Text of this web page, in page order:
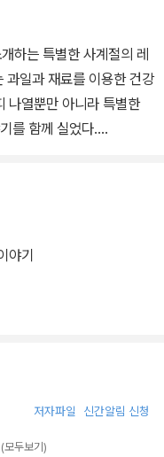
하는 특별한 사계절의 레
과일과 재료를 이용한 건강
만 아니라 특별한
를 함께 실었다.
날을 달래주고, 기쁜 날,
마음에 드는 디저트와 행
한 권이면 만들 수 있다.
날을 위해 나만의 베이
야기
저자파일 신간알림 신청
(모두보기)